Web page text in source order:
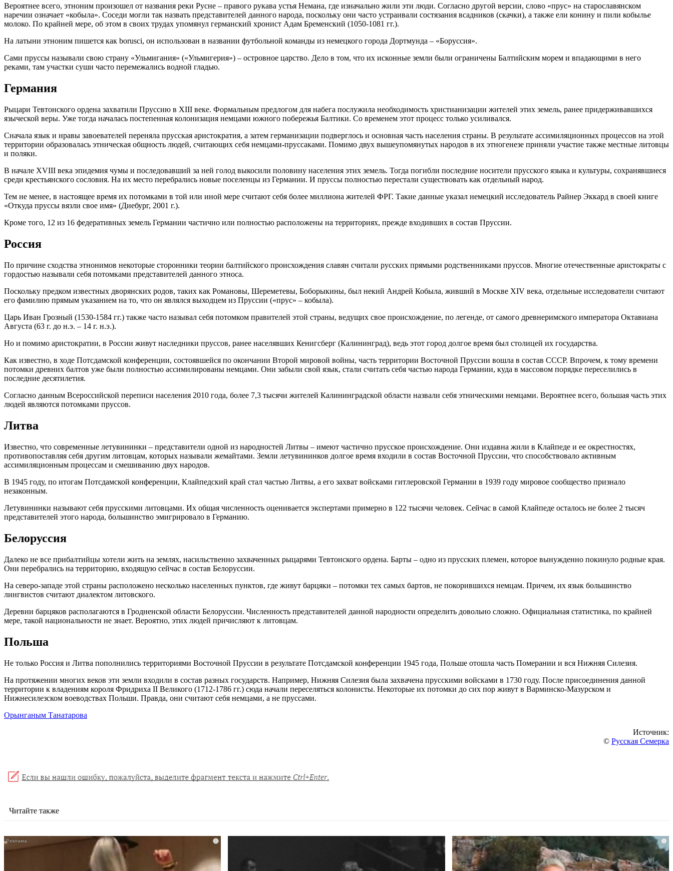
Вероятнее всего, этноним произошел от названия реки Русне – правого рукава устья Немана, где изначально жили эти люди. Согласно другой версии, слово «прус» на старославянском
наречии означает «кобыла». Соседи могли так назвать представителей данного народа, поскольку они часто устраивали состязания всадников (скачки), а также ели конину и пили кобылье
молоко. По крайней мере, об этом в своих трудах упомянул германский хронист Адам Бременский (1050-1081 гг.).
На латыни этноним пишется как borusci, он использован в названии футбольной команды из немецкого города Дортмунда – «Боруссия».
Сами пруссы называли свою страну «Ульмигания» («Ульмигерия») – островное царство. Дело в том, что их исконные земли были ограничены Балтийским морем и впадающими в него
реками, там участки суши часто перемежались водной гладью.
Германия
Рыцари Тевтонского ордена захватили Пруссию в XIII веке. Формальным предлогом для набега послужила необходимость христианизации жителей этих земель, ранее придерживавшихся
языческой веры. Уже тогда началась постепенная колонизация немцами южного побережья Балтики. Со временем этот процесс только усиливался.
Сначала язык и нравы завоевателей переняла прусская аристократия, а затем германизации подверглось и основная часть населения страны. В результате ассимиляционных процессов на этой
территории образовалась этническая общность людей, считающих себя немцами-пруссаками. Помимо двух вышеупомянутых народов в их этногенезе приняли участие также местные литовцы
и поляки.
В начале XVIII века эпидемия чумы и последовавший за ней голод выкосили половину населения этих земель. Тогда погибли последние носители прусского языка и культуры, сохранявшиеся
среди крестьянского сословия. На их место перебрались новые поселенцы из Германии. И пруссы полностью перестали существовать как отдельный народ.
Тем не менее, в настоящее время их потомками в той или иной мере считают себя более миллиона жителей ФРГ. Такие данные указал немецкий исследователь Райнер Эккард в своей книге
«Откуда пруссы вязли свое имя» (Диебург, 2001 г.).
Кроме того, 12 из 16 федеративных земель Германии частично или полностью расположены на территориях, прежде входивших в состав Пруссии.
Россия
По причине сходства этнонимов некоторые сторонники теории балтийского происхождения славян считали русских прямыми родственниками пруссов. Многие отечественные аристократы с
гордостью называли себя потомками представителей данного этноса.
Поскольку предком известных дворянских родов, таких как Романовы, Шереметевы, Боборыкины, был некий Андрей Кобыла, живший в Москве XIV века, отдельные исследователи считают
его фамилию прямым указанием на то, что он являлся выходцем из Пруссии («прус» – кобыла).
Царь Иван Грозный (1530-1584 гг.) также часто называл себя потомком правителей этой страны, ведущих свое происхождение, по легенде, от самого древнеримского императора Октавиана
Августа (63 г. до н.э. – 14 г. н.э.).
Но и помимо аристократии, в России живут наследники пруссов, ранее населявших Кенигсберг (Калининград), ведь этот город долгое время был столицей их государства.
Как известно, в ходе Потсдамской конференции, состоявшейся по окончании Второй мировой войны, часть территории Восточной Пруссии вошла в состав СССР. Впрочем, к тому времени
потомки древних балтов уже были полностью ассимилированы немцами. Они забыли свой язык, стали считать себя частью народа Германии, куда в массовом порядке переселились в
последние десятилетия.
Согласно данным Всероссийской переписи населения 2010 года, более 7,3 тысячи жителей Калининградской области назвали себя этническими немцами. Вероятнее всего, большая часть этих
людей являются потомками пруссов.
Литва
Известно, что современные летувининки – представители одной из народностей Литвы – имеют частично прусское происхождение. Они издавна жили в Клайпеде и ее окрестностях,
противопоставляя себя другим литовцам, которых называли жемайтами. Земли летувининков долгое время входили в состав Восточной Пруссии, что способствовало активным
ассимиляционным процессам и смешиванию двух народов.
В 1945 году, по итогам Потсдамской конференции, Клайпедский край стал частью Литвы, а его захват войсками гитлеровской Германии в 1939 году мировое сообщество признало
незаконным.
Летувининки называют себя прусскими литовцами. Их общая численность оценивается экспертами примерно в 122 тысячи человек. Сейчас в самой Клайпеде осталось не более 2 тысяч
представителей этого народа, большинство эмигрировало в Германию.
Белоруссия
Далеко не все прибалтийцы хотели жить на землях, насильственно захваченных рыцарями Тевтонского ордена. Барты – одно из прусских племен, которое вынужденно покинуло родные края.
Они перебрались на территорию, входящую сейчас в состав Белоруссии.
На северо-западе этой страны расположено несколько населенных пунктов, где живут барцяки – потомки тех самых бартов, не покорившихся немцам. Причем, их язык большинство
лингвистов считают диалектом литовского.
Деревни барцяков располагаются в Гродненской области Белоруссии. Численность представителей данной народности определить довольно сложно. Официальная статистика, по крайней
мере, такой национальности не знает. Вероятно, этих людей причисляют к литовцам.
Польша
Не только Россия и Литва пополнились территориями Восточной Пруссии в результате Потсдамской конференции 1945 года, Польше отошла часть Померании и вся Нижняя Силезия.
На протяжении многих веков эти земли входили в состав разных государств. Например, Нижняя Силезия была захвачена прусскими войсками в 1730 году. После присоединения данной
территории к владениям короля Фридриха II Великого (1712-1786 гг.) сюда начали переселяться колонисты. Некоторые их потомки до сих пор живут в Варминско-Мазурском и
Нижнесилезском воеводствах Польши. Правда, они считают себя немцами, а не пруссами.
Орынганым Танатарова
Источник:
© Русская Семерка
Читайте также
i i